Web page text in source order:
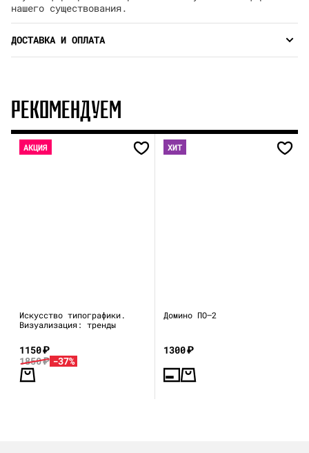
нашего существования.
ДОСТАВКА И ОПЛАТА
РЕКОМЕНДУЕМ
АКЦИЯ
Искусство типографики.
Визуализация: тренды
1150₽
1850₽ -37%
ХИТ
Домино ПО—2
1300₽